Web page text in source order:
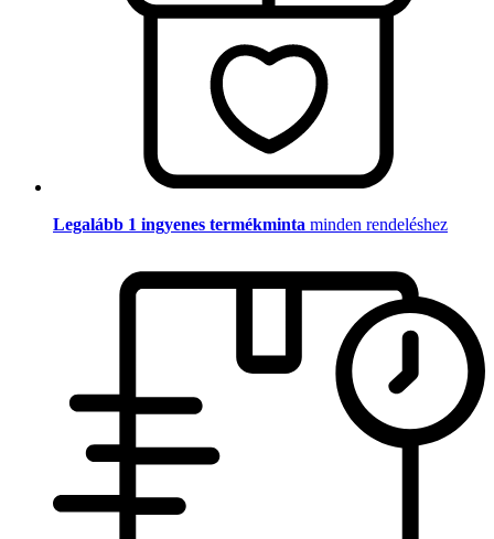
Legalább 1 ingyenes termékminta minden rendeléshez